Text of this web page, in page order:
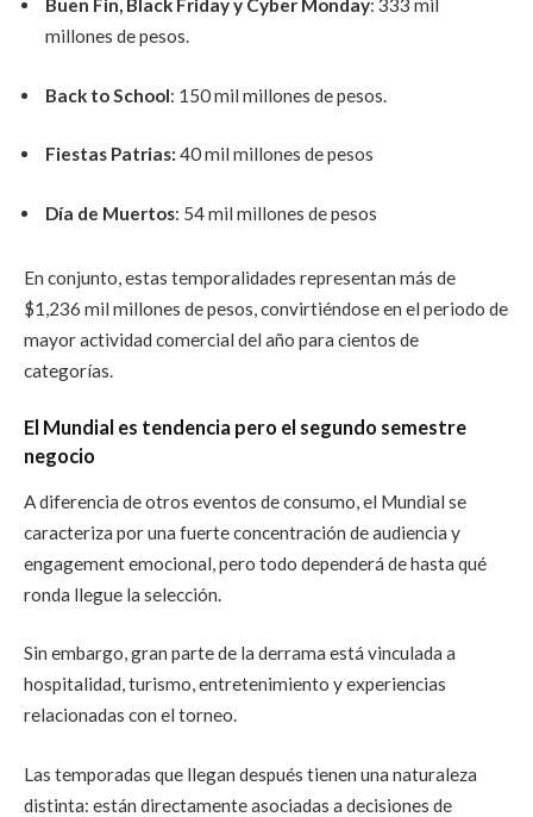
Buen Fin, Black Friday y Cyber Monday: 333 mil
millones de pesos.
Back to School: 150 mil millones de pesos.
Fiestas Patrias: 40 mil millones de pesos
Día de Muertos: 54 mil millones de pesos
En conjunto, estas temporalidades representan más de
$1,236 mil millones de pesos, convirtiéndose en el periodo de
mayor actividad comercial del año para cientos de
categorías.
El Mundial es tendencia pero el segundo semestre
negocio
A diferencia de otros eventos de consumo, el Mundial se
caracteriza por una fuerte concentración de audiencia y
engagement emocional, pero todo dependerá de hasta qué
ronda llegue la selección.
Sin embargo, gran parte de la derrama está vinculada a
hospitalidad, turismo, entretenimiento y experiencias
relacionadas con el torneo.
Las temporadas que llegan después tienen una naturaleza
distinta: están directamente asociadas a decisiones de